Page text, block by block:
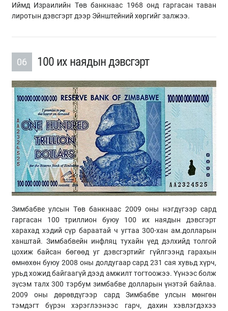
Иймд Израилийн Төв банкнаас 1968 онд гаргасан таван
лиротын дэвсгэрт дээр Эйнштейний хөргийг залжээ.
06 100 их наядын дэвсгэрт
Зимбабве улсын Төв банкнаас 2009 оны нэгдүгээр сард
гаргасан 100 триллион буюу 100 их наядын дэвсгэрт
харахад хэдий сүр бараатай ч угтаа 300-хан ам.долларын
ханштай. Зимбабвейн инфляц тухайн үед дэлхийд толгой
цохиж байсан бөгөөд уг дэвсгэртийг гүйлгээнд гарахын
өмнөхөн буюу 2008 оны долдугаар сард 231 сая хувьд хүрч,
урьд хожид байгаагүй дээд амжилт тогтоожээ. Үүнээс болж
зүсэм талх 300 тэрбум зимбабве долларын үнэтэй байлаа.
2009 оны дөрөвдүгээр сард Зимбабве улсын мөнгөн
тэмдэгт бүрэн хэрэглээнээс гарч, дахин хэвлэгдэхээ